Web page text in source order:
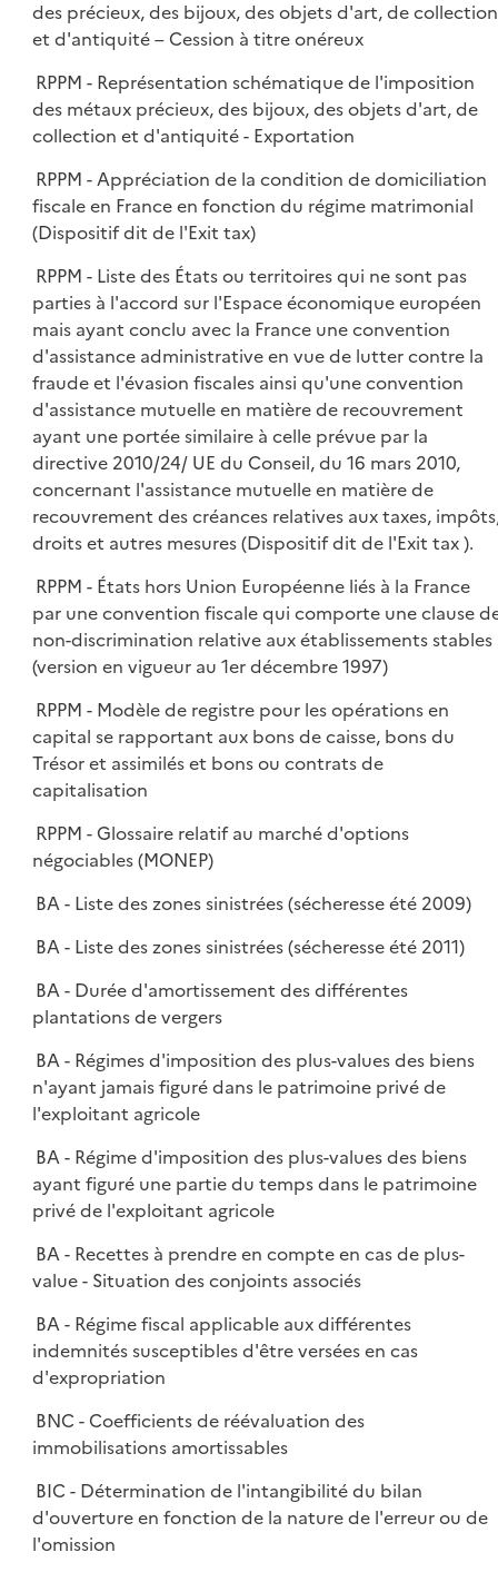
des précieux, des bijoux, des objets d'art, de collection
et d'antiquité – Cession à titre onéreux
RPPM - Représentation schématique de l'imposition
des métaux précieux, des bijoux, des objets d'art, de
collection et d'antiquité - Exportation
RPPM - Appréciation de la condition de domiciliation
fiscale en France en fonction du régime matrimonial
(Dispositif dit de l'Exit tax)
RPPM - Liste des États ou territoires qui ne sont pas
parties à l'accord sur l'Espace économique européen
mais ayant conclu avec la France une convention
d'assistance administrative en vue de lutter contre la
fraude et l'évasion fiscales ainsi qu'une convention
d'assistance mutuelle en matière de recouvrement
ayant une portée similaire à celle prévue par la
directive 2010/24/ UE du Conseil, du 16 mars 2010,
concernant l'assistance mutuelle en matière de
recouvrement des créances relatives aux taxes,
droits et autres mesures (Dispositif dit de l'Exit tax ).
RPPM - États hors Union Européenne liés à la France
par une convention fiscale qui comporte une clause
non-discrimination relative aux établissements stables
(version en vigueur au 1er décembre 1997)
RPPM - Modèle de registre pour les opérations en
capital se rapportant aux bons de caisse, bons du
Trésor et assimilés et bons ou contrats de
capitalisation
RPPM - Glossaire relatif au marché d'options
négociables (MONEP)
BA - Liste des zones sinistrées (sécheresse été 2009)
BA - Liste des zones sinistrées (sécheresse été 2011)
BA - Durée d'amortissement des différentes
plantations de vergers
BA - Régimes d'imposition des plus-values des biens
n'ayant jamais figuré dans le patrimoine privé de
l'exploitant agricole
BA - Régime d'imposition des plus-values des biens
ayant figuré une partie du temps dans le patrimoine
privé de l'exploitant agricole
BA - Recettes à prendre en compte en cas de plus-
value - Situation des conjoints associés
BA - Régime fiscal applicable aux différentes
indemnités susceptibles d'être versées en cas
d'expropriation
BNC - Coefficients de réévaluation des
immobilisations amortissables
BIC - Détermination de l'intangibilité du bilan
d'ouverture en fonction de la nature de l'erreur ou de
l'omission